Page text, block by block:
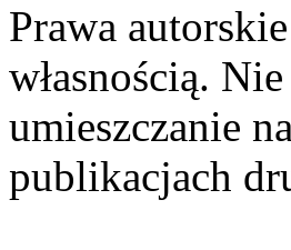
Prawa
własnością.
umieszczanie
publikacjach